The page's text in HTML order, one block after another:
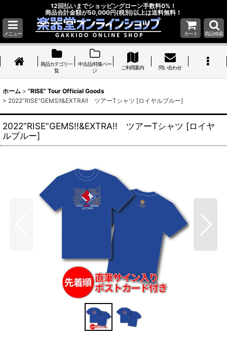
12回払いまでショッピングローン手数料0%！
商品合計金額が50,000円(税別)以上は送料無料！
メニュー カート 商品検索
商品カテゴリ一
覧
中古品/特集ペー
ジ
ご利用案内 問い合わせ
ホーム > “RISE” Tour Official Goods
> 2022“RISE”GEMS!!&EXTRA!! ツアーTシャツ [ロイヤルブルー]
2022“RISE”GEMS!!&EXTRA!! ツアーTシャツ [ロイヤ
ルブルー]